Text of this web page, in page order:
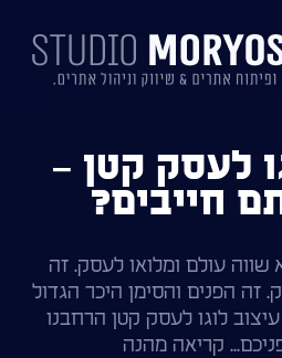
לעסק קטן –
חייבים?
שווה עולם ומלואו לעסק. זה
זה הפנים והסימן היכר הגדול
לוגו לעסק קטן הרחבנו
קריאה מהנה